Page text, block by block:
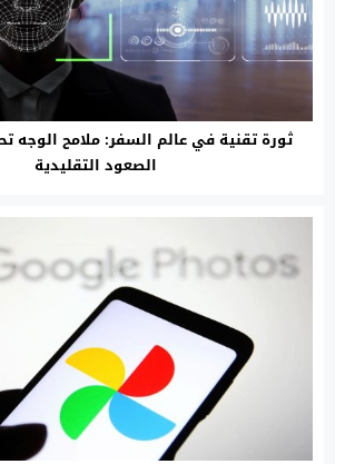
ثورة تقنية في عالم السفر: ملامح الوجه
الصعود التقليدية